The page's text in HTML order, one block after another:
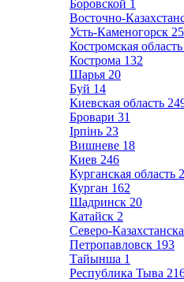
Боровской 1
Восточно-
Усть-Каменогорск
Костромская область
Кострома 132
Шарья 20
Буй 14
Киевская область
Бровари 31
Ірпінь 23
Вишневе 18
Киев 246
Курганская область
Курган 162
Шадринск 20
Катайск 2
Северо-
Петропавловск 193
Тайынша 1
Республика Тыва